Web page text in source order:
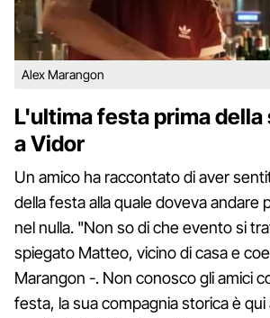
Alex Marangon
L'ultima festa prima della
a Vidor
Un amico ha raccontato di aver
della festa alla quale doveva andare
nel nulla. "Non so di che evento si
spiegato Matteo, vicino di casa e
Marangon -. Non conosco gli amici
festa, la sua compagnia storica è